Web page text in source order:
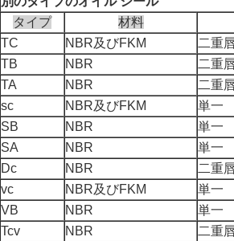
タイプ
材料
TC
NBR及びFKM 二重
TB
NBR 二重
TA
NBR 二重
sc
NBR及びFKM 単一
SB
NBR 単一
SA
NBR 単一
Dc
NBR 二重
vc
NBR及びFKM 単一
VB
NBR 単一
Tcv
NBR 二重